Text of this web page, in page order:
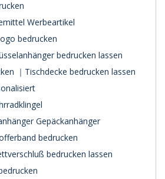
Werbeartikel
bedrucken
bedrucken lassen
｜Tischdecke bedrucken lassen
Gepäckanhänger
bedrucken
bedrucken lassen